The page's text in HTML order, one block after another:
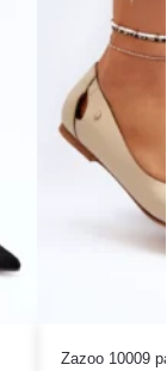
Zazoo 10009